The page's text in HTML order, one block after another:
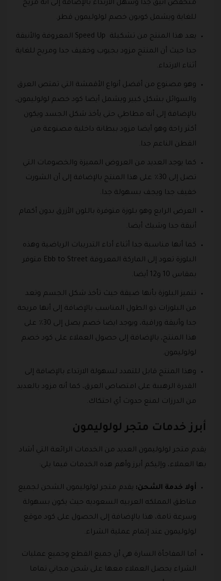
منخفض أنيق جدا وسهل الارتداء بالإضافة إلى أنه مريح
للغاية ويشمل كوبون خصم لولوليمون قطر.
يعد هذا المنتج من تشكيلة Speed Up المعروفة والأنيقة
جدا حيث أن المنتج مزود بجيوب وخفيف جدا ومريح للغاية
أثناء الارتداء.
وهو مصنوع من أفضل أنواع الأقمشة التي تمتص العرق
والسوائل بشكل كبير ويشمل أيضا كود خصم لولوليمون،
بالإضافة إلى أنه مطاطي حتى يأخذ شكل الجسد ويكون
أكثر راحة وهو أيضا مزود ببطانة داخلية مصنوعة من
القطن الناعم جدا.
كما يوجد العديد من العروض المميزة والخصومات التي
تصل إلى 30٪ على هذا المنتج بالإضافة إلى أن الشورت
خفيف جدا ويجف بسهولة جدا.
العرض الرابع وهو بلوزة متوفرة باللون الأزرق بدون أكمام
أنيقة جدا وشيك أيضا.
كما أنها مناسبة جدا أثناء أداء التدريبات الرياضية وهذه
البلوزة تعود إلى الماركة المعروفة Ebb to Street متوفر
بمقاس 10 و12 أيضا.
تتميز البلوزة بأنها ضيقة حيث تأخذ شكل الجسم وتعد
من البلوزات ذو الطول المناسب بالإضافة إلى أنها مريحة
جدا وأنيقة وراقية، ويوجد ايضا خصم يصل إلى 30٪ على
هذا المنتج، بالإضافة إلى حصول العملاء على كود خصم
لولوليمون.
وهذا المنتج قابل للتمدد لسهولة الارتداء بالإضافة إلى
القدرة الرهيبة على امتصاص العرق، كما أنه مزود بالعديد
من الدرزات لمنع حدوث أي احتكاك.
أبرز خدمات متجر لولوليمون
يقدم متجر لولوليمون العديد من الخدمات الرائعة التي أشاد
بها العملاء، وإليكم أبرز وأهم هذه الخدمات فيما يلي:
أولا خدمة الشحن: يقدم متجر لولوليمون الشحن لجميع
مناطق المملكه العربيه السعوديه حيث يكون بسهولة
وسرعة تامة، هذا بالإضافة إلى الحصول على كود موقع
لولوليمون عند إتمام عملية الشراء.
أما المفاجأة السارة هي أن جميع القطع وجميع عمليات
الشراء يحصل العملاء معها على شحن مجاني تماما